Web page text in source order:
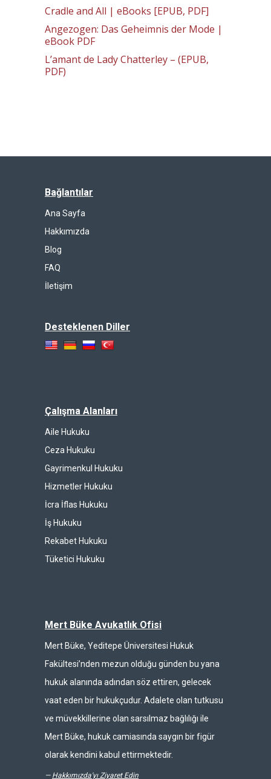
Cradle and All | eBooks [EPUB, PDF]
Angezogen: Das Geheimnis der Mode |
eBook PDF
L’amant de Lady Chatterley – (EPUB,
PDF)
Bağlantılar
Ana Sayfa
Hakkımızda
Blog
FAQ
İletişim
Desteklenen Diller
Çalışma Alanları
Aile Hukuku
Ceza Hukuku
Gayrimenkul Hukuku
Hizmetler Hukuku
İcra İflas Hukuku
İş Hukuku
Rekabet Hukuku
Tüketici Hukuku
Mert Büke Avukatlık Ofisi
Mert Büke, Yeditepe Üniversitesi Hukuk
Fakültesi’nden mezun olduğu günden bu yana
hukuk alanında adından söz ettiren, gelecek
vaat eden bir hukukçudur. Adalete olan tutkusu
ve müvekkillerine olan sarsılmaz bağlılığı ile
Mert Büke, hukuk camiasında saygın bir figür
olarak kendini kabul ettirmektedir.
— Hakkımızda'yı Ziyaret Edin